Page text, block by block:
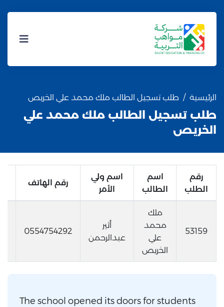
الرئيسية طلب تسجيل الطالب ملك محمد علي الخريص
طلب تسجيل الطالب ملك محمد علي
الخريص
رقم
الطلب
اسم
الطالب
اسم ولي
الأمر
رقم الهاتف
53159
ملك
محمد
علي
الخريص
أثير
عبدالرحمن
0554754292
The school opened its doors for students